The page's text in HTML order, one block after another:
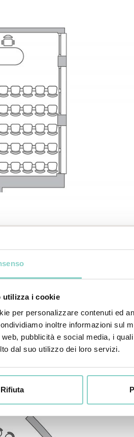
utilizza i cookie
per personalizzare contenuti ed
inoltre informazioni sul
pubblicità e social media, i
dal suo utilizzo dei loro servizi.
Rifiuta
56 mq